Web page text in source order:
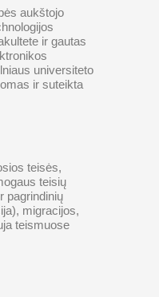
aukštojo
ir gautas
universiteto
ir suteikta
teisės,
teisių
pagrindinių
migracijos,
teismuose